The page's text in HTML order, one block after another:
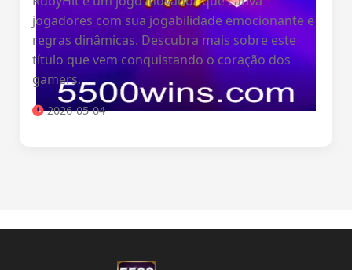
jogadores com sua jogabilidade emocionante e
regras dinâmicas. Descubra mais sobre este
título que vem conquistando o coração dos
gamers.
2026-05-04